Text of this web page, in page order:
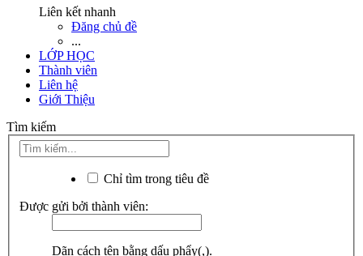
Liên kết nhanh
Đăng chủ đề
...
LỚP HỌC
Thành viên
Liên hệ
Giới Thiệu
Tìm kiếm
Chỉ tìm trong tiêu đề
Được gửi bởi thành viên:
Dãn cách tên bằng dấu phẩy(,).